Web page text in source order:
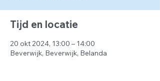
Tijd en locatie
20 okt 2024, 13:00 – 14:00
Beverwijk, Beverwijk, Belanda